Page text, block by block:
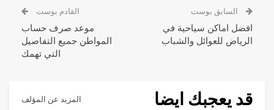
السابق بوست
افضل اماكن سياحية في
الرياض للعوائل والشباب
القادم بوست
موعد صرف حساب
المواطن جميع التفاصيل
التي تهمك
قد يعجبك ايضا المزيد عن المؤلف